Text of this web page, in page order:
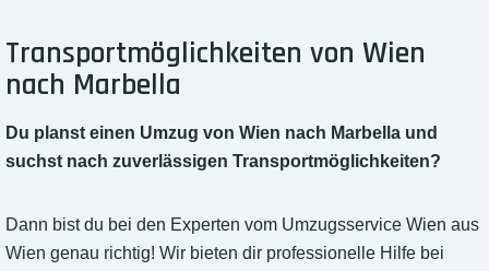
Transportmöglichkeiten von Wien
nach Marbella
Du planst einen Umzug von Wien nach Marbella und
suchst nach zuverlässigen Transportmöglichkeiten?
Dann bist du bei den Experten vom Umzugsservice Wien aus
Wien genau richtig! Wir bieten dir professionelle Hilfe bei